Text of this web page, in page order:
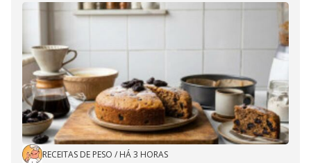
RECEITAS DE PESO / HÁ 3 HORAS